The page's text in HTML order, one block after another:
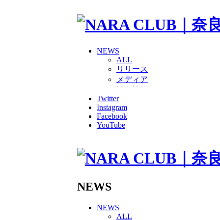
NEWS
ALL
リリース
メディア
グッズ
ファンコミュニティ
普及・育成
ホームタウン
その他
TEAM
チアダンススクール
Twitter
Instagram
Facebook
YouTube
NEWS
NEWS
ALL